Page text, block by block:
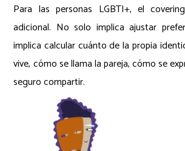
Para las personas LGBTI+, el
adicional. No solo implica ajustar
implica calcular cuánto de la propia
vive, cómo se llama la pareja, cómo se
seguro compartir.